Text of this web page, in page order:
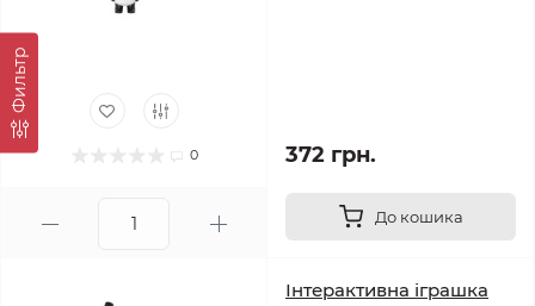
Фильтр
0 372 грн.
До кошика
Інтерактивна іграшка